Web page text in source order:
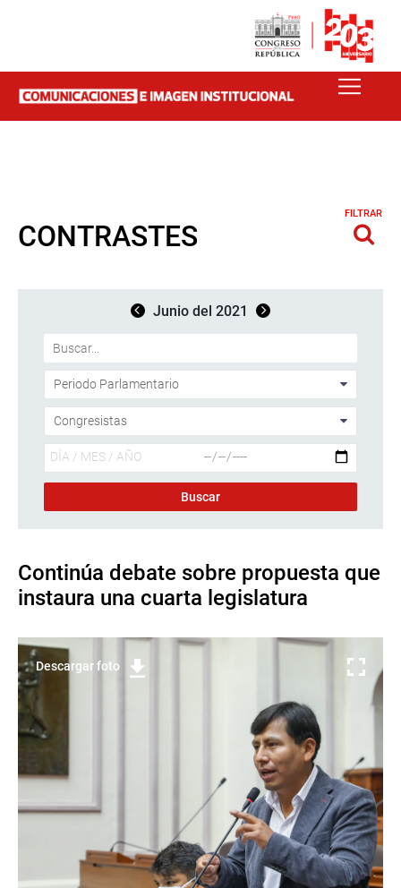
CONTRASTES
FILTRAR
Junio del 2021
Continúa debate sobre propuesta que
instaura una cuarta legislatura
Descargar foto